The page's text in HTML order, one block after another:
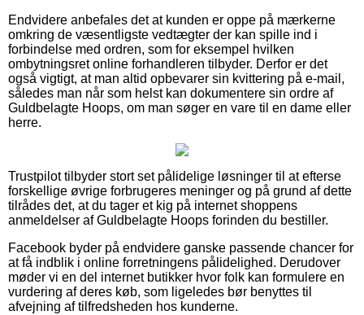
Endvidere anbefales det at kunden er oppe på mærkerne
omkring de væsentligste vedtægter der kan spille ind i
forbindelse med ordren, som for eksempel hvilken
ombytningsret online forhandleren tilbyder. Derfor er det
også vigtigt, at man altid opbevarer sin kvittering på e-mail,
således man når som helst kan dokumentere sin ordre af
Guldbelagte Hoops, om man søger en vare til en dame eller
herre.
Trustpilot tilbyder stort set pålidelige løsninger til at efterse
forskellige øvrige forbrugeres meninger og på grund af dette
tilrådes det, at du tager et kig på internet shoppens
anmeldelser af Guldbelagte Hoops forinden du bestiller.
Facebook byder på endvidere ganske passende chancer for
at få indblik i online forretningens pålidelighed. Derudover
møder vi en del internet butikker hvor folk kan formulere en
vurdering af deres køb, som ligeledes bør benyttes til
afvejning af tilfredsheden hos kunderne.